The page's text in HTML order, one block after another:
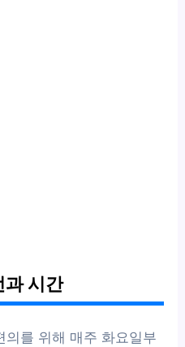
과 시간
의를 위해 매주 화요일부